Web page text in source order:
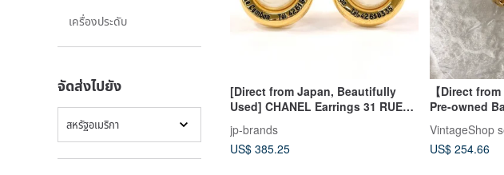
เครื่องประดับ
จัดส่งไปยัง
สหรัฐอเมริกา
[Direct from Japan, Beautifully
Used] CHANEL Earrings 31 RUE
Made in 1990
jp-brands
US$ 385.25
【Direct
Pre-owned
2emek3
VintageShop
US$ 254.66